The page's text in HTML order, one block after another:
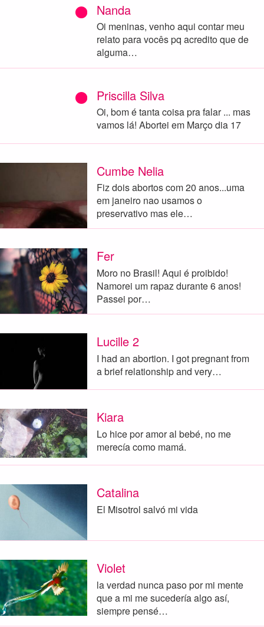
Nanda
Oi meninas, venho aqui contar meu
relato para vocês pq acredito que de
alguma…
Priscilla Silva
Oi, bom é tanta coisa pra falar ... mas
vamos lá! Abortei em Março dia 17
Cumbe Nelia
Fiz dois abortos com 20 anos...uma
em janeiro nao usamos o
preservativo mas ele…
Fer
Moro no Brasil! Aqui é proibido!
Namorei um rapaz durante 6 anos!
Passei por…
Lucille 2
I had an abortion. I got pregnant from
a brief relationship and very…
Kiara
Lo hice por amor al bebé, no me
merecía como mamá.
Catalina
El Misotrol salvó mi vida
Violet
la verdad nunca paso por mi mente
que a mi me sucedería algo así,
siempre pensé…